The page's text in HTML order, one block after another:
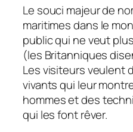
Le souci majeur de
maritimes dans le
public qui ne veut
(les Britanniques
Les visiteurs veulent
vivants qui leur
hommes et des
qui les font rêver.